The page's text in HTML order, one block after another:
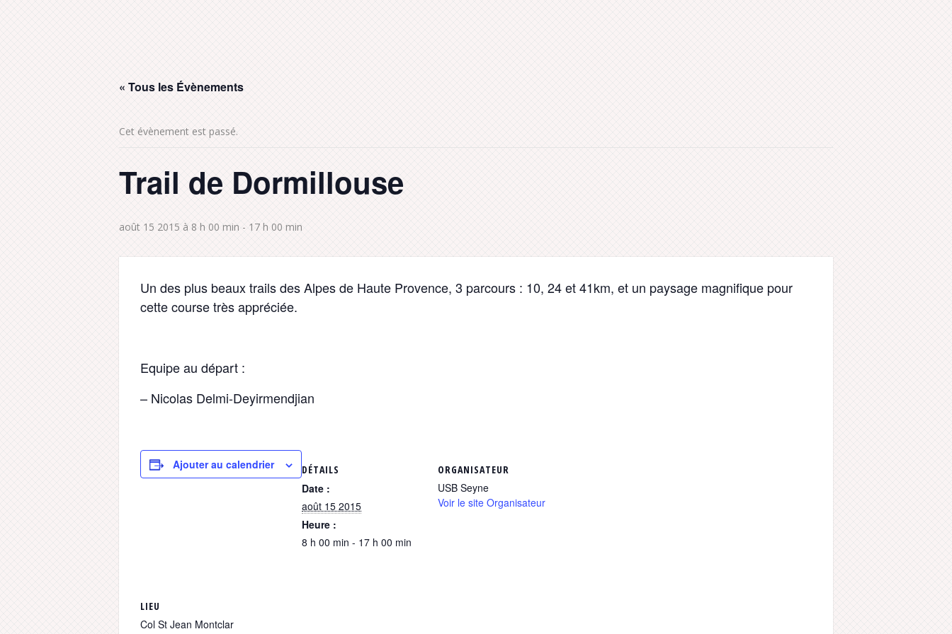
« Tous les Évènements
Cet évènement est passé.
Trail de Dormillouse
août 15 2015 à 8 h 00 min - 17 h 00 min
Un des plus beaux trails des Alpes de Haute Provence, 3 parcours : 10, 24 et 41km, et un paysage magnifique pour
cette course très appréciée.
Equipe au départ :
– Nicolas Delmi-Deyirmendjian
Ajouter au calendrier DÉTAILS
Date :
août 15 2015
Heure :
8 h 00 min - 17 h 00 min
ORGANISATEUR
USB Seyne
Voir le site Organisateur
LIEU
Col St Jean Montclar